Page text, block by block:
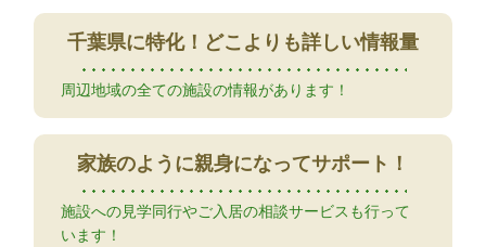
千葉県に特化！ どこよりも詳しい情報量
周辺地域の全ての施設の情報があります！
家族のように親身になってサポート！
施設への見学同行やご入居の相談サービスも行って
います！